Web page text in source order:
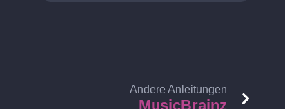
Andere Anleitungen
MusicBrainz